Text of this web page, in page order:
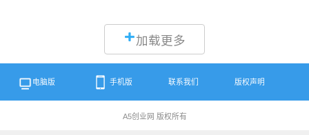
加载更多
电脑版 手机版 联系我们 版权声明
A5创业网 版权所有